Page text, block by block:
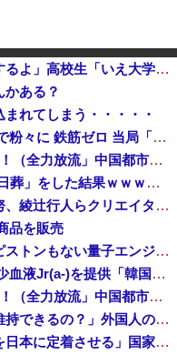
スカウト「プロ志望届出したら指名するよ」高校生「いえ大学か社会人に行きます」これ他
ある？
れてしまう・・・・・
【悲報】 中国、橋の欄干が強風一発で粉々に 鉄筋ゼロ 当局「接着剤でくっつけただけ」「正常で、品質問題はない」
中国「大洪水！」三峡ダム「9門開放！（全力放流」中国都市「三峡沿線の道路水没」中国政府「高速道路封鎖！」中国ダム「緊急放流に合わせて開門（土砂崩れ発生」→
VTuberさん、祖母の「家族だけの一日葬」をした結果ｗｗｗｗｗｗｗ
【朗報】『ヤニねこ』新海誠、水島努、綾辻行人らクリエイターが絶賛ｗｗｗｗｗｗｗｗｗ
品を販売
世界初の超伝導量子熱機関…燃料もピストンもない量子エンジンが回った！
【速報】 日本赤十字社、韓国に超希少血液Jr(a-)を提供「韓国内では適合する血液を確保できなかった」※今回で4回目
中国「大洪水！」三峡ダム「9門開放！（全力放流」中国都市「三峡沿線の道路水没」中国政府「高速道路封鎖！」中国ダム「緊急放流に合わせて開門（土砂崩れ発生」→
「あきれてモノが言えない」「国を維持できるの？」外国人の永住許可要件の厳格化で在日中国人の本音は？
高市総理「物価上昇を上回る賃上げを日本に定着させる」国家公務員月給3.51％増へ 地方公務員も追随する見通し